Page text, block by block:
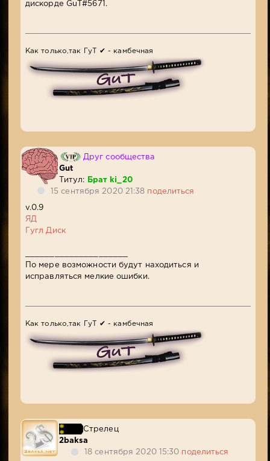
дискорде GuT#5671.
Как только,так ГуТ ✔ - камбечная
Друг сообщества
Gut
Титул:
Брат ki_20
15 сентября 2020 21:38 поделиться
v.0.9
ЯД
Гугл Диск
По мере возможности будут находиться и
исправляться мелкие ошибки.
Как только,так ГуТ ✔ - камбечная
Стрелец
2baksa
18 сентября 2020 15:30 поделиться